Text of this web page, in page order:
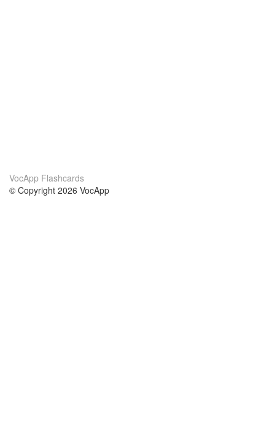
VocApp Flashcards
© Copyright 2026 VocApp